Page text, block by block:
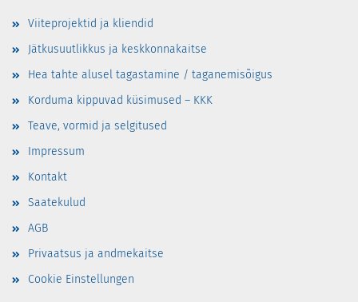
Viiteprojektid ja kliendid
Jätkusuutlikkus ja keskkonnakaitse
Hea tahte alusel tagastamine / taganemisõigus
Korduma kippuvad küsimused – KKK
Teave, vormid ja selgitused
Impressum
Kontakt
Saatekulud
AGB
Privaatsus ja andmekaitse
Cookie Einstellungen